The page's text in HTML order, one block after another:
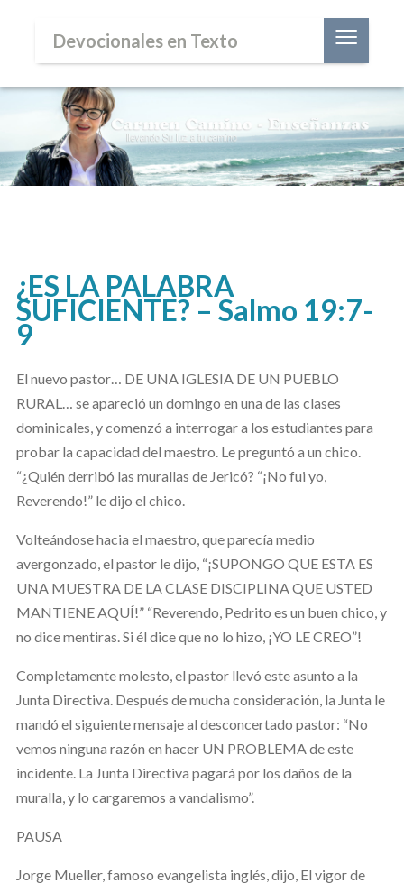
Devocionales en Texto ≡
¿ES LA PALABRA
SUFICIENTE? – Salmo 19:7-
9
El nuevo pastor… DE UNA IGLESIA DE UN PUEBLO
RURAL… se apareció un domingo en una de las clases
dominicales, y comenzó a interrogar a los estudiantes para
probar la capacidad del maestro. Le preguntó a un chico.
“¿Quién derribó las murallas de Jericó? “¡No fui yo,
Reverendo!” le dijo el chico.
Volteándose hacia el maestro, que parecía medio
avergonzado, el pastor le dijo, “¡SUPONGO QUE ESTA ES
UNA MUESTRA DE LA CLASE DISCIPLINA QUE USTED
MANTIENE AQUÍ!” “Reverendo, Pedrito es un buen chico, y
no dice mentiras. Si él dice que no lo hizo, ¡YO LE CREO”!
Completamente molesto, el pastor llevó este asunto a la
Junta Directiva. Después de mucha consideración, la Junta le
mandó el siguiente mensaje al desconcertado pastor: “No
vemos ninguna razón en hacer UN PROBLEMA de este
incidente. La Junta Directiva pagará por los daños de la
muralla, y lo cargaremos a vandalismo”.
PAUSA
Jorge Mueller, famoso evangelista inglés, dijo, El vigor de